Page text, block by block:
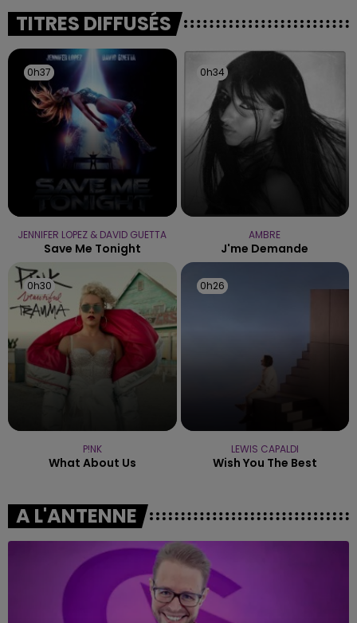
fermer ses portes.
TITRES DIFFUSÉS
0h37
0h37
JENNIFER LOPEZ & DAVID GUETTA
Save Me Tonight
0h34
0h34
AMBRE
J'me Demande
0h30
0h30
P!NK
What About Us
0h26
0h26
LEWIS CAPALDI
Wish You The Best
A L'ANTENNE